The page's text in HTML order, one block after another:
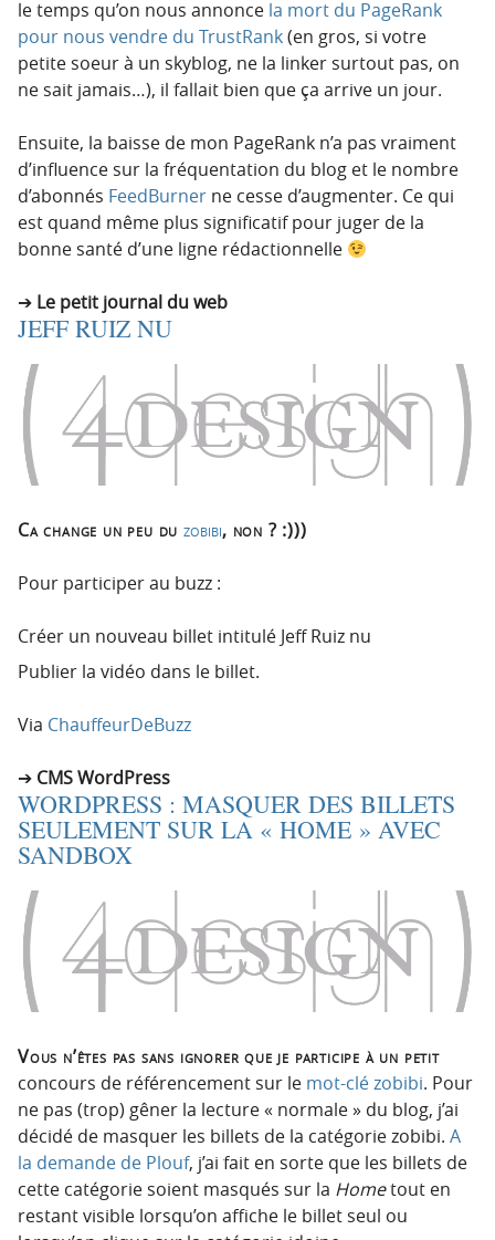
le temps qu’on nous annonce la mort du PageRank
pour nous vendre du TrustRank(en gros, si votre
petite soeur à un skyblog, ne la linker surtout pas, on
ne sait jamais…), il fallait bien que ça arrive un jour.
Ensuite, la baisse de mon PageRank n’a pas vraiment
d’influence sur la fréquentation du blog et le nombre
d’abonnés FeedBurner ne cesse d’augmenter. Ce qui
est quand même plus significatif pour juger de la
bonne santé d’une ligne rédactionnelle
Le petit journal du web
JEFF RUIZ NU
Ca change un peu duzobibi, non ? :)))
Pour participer au buzz :
Créer un nouveau billet intitulé Jeff Ruiz nu
Publier la vidéo dans le billet.
Via ChauffeurDeBuzz
CMS WordPress
WORDPRESS : MASQUER DES BILLETS
SEULEMENT SUR LA « HOME » AVEC
SANDBOX
Vous n’êtes pas sans ignorer que je participe à un petit
concours de référencement sur le mot-clé zobibi. Pour
ne pas (trop) gêner la lecture « normale » du blog, j’ai
décidé de masquer les billets de la catégorie zobibi. A
la demande de Plouf, j’ai fait en sorte que les billets de
cette catégorie soient masqués sur la Hometout en
restant visible lorsqu’on affiche le billet seul ou